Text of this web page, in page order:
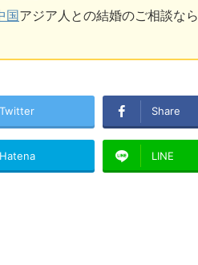
国アジア人との結婚のご相談なら
Twitter Share
Hatena LINE